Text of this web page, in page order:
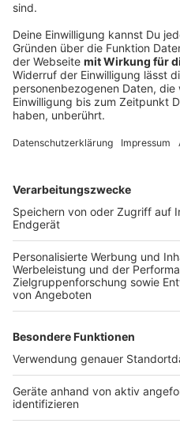
Das ist der Kitchen
Anzeige
Bei euch läuft das Radio in
Küche im Radio. Starkoch
Nachkochen oder
uns mit in seine Küche und
Geheimnisse eines
Kitchen Club by Nelson
Gourmets und Gourmüsen.
wissen, dass Kardamom
Ersatzteil fürs Auto. Das
Extraklasse. Feinste
oder wie Nelson es sagt:
schmeckt!"
Nelson Müller live